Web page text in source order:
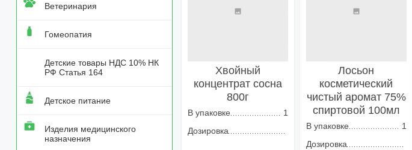
Ветеринария
Гомеопатия
Детские товары НДС 10% НК
РФ Статья 164
Детское питание
Изделия медицинского
назначения
Хвойный
концентрат сосна
800г
В упаковке
1
Дозировка
Лосьон
косметический
чистый аромат 75%
спиртовой 100мл
В упаковке
1
Дозировка